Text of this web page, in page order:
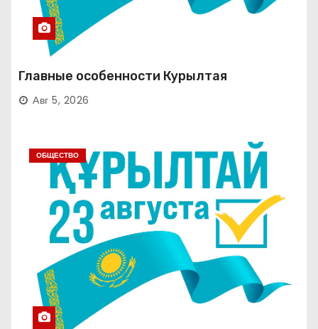
Главные особенности Курылтая
Авг 5, 2026
ОБЩЕСТВО